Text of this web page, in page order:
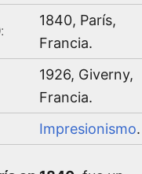
1840, París,
Francia.
1926, Giverny,
Francia.
Impresionismo.